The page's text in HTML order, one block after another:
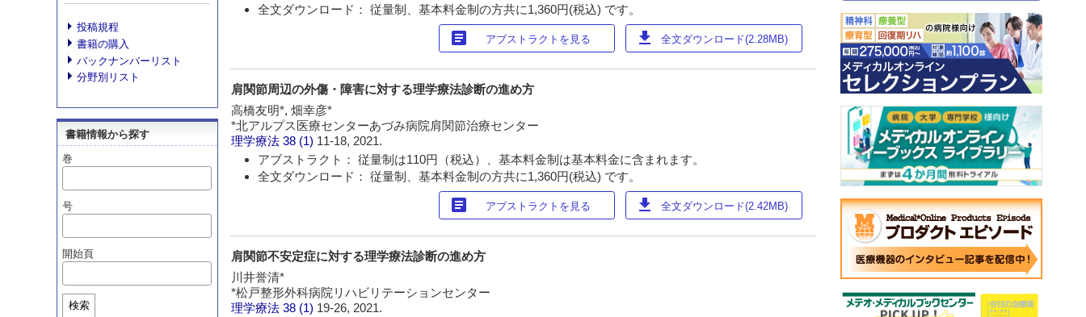
投稿規程
書籍の購入
バックナンバーリスト
分野別リスト
書籍情報から探す
巻
号
開始頁
検索
全文ダウンロード： 従量制、基本料金制の方共に1,360円(税込) です。
article アブストラクトを見る download 全文ダウンロード(2.28MB)
肩関節周辺の外傷・障害に対する理学療法診断の進め方
高橋友明*, 畑幸彦*
*北アルプス医療センターあづみ病院肩関節治療センター
理学療法 38 (1) 11-18, 2021.
アブストラクト： 従量制は110円（税込）、基本料金制は基本料金に含まれます。
全文ダウンロード： 従量制、基本料金制の方共に1,360円(税込) です。
article アブストラクトを見る download 全文ダウンロード(2.42MB)
肩関節不安定症に対する理学療法診断の進め方
川井誉清*
*松戸整形外科病院リハビリテーションセンター
理学療法 38 (1) 19-26, 2021.